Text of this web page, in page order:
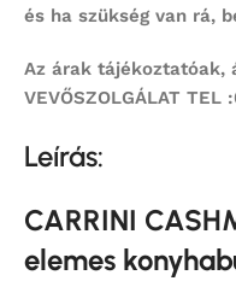
és ha szükség van rá,
Az árak tájékoztatóak,
VEVŐSZOLGÁLAT
Leírás:
CARRINI
elemes